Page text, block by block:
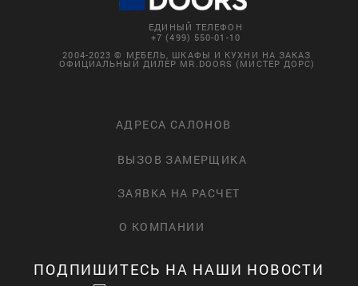
ЕДИНЫЙ ТЕЛЕФОН
+7 (499) 550-01-10
2004-2023 © МЕБЕЛЬ, ШКАФЫ И КУХНИ НА ЗАКАЗ
ОФИЦИАЛЬНЫЙ ДИЛЕР MR.DOORS (МИСТЕР ДОРС)
АДРЕСА САЛОНОВ
ВЫЗОВ ЗАМЕРЩИКА
ЗАЯВКА НА РАСЧЕТ
О КОМПАНИИ
ПОДПИШИТЕСЬ НА НАШИ НОВОСТИ